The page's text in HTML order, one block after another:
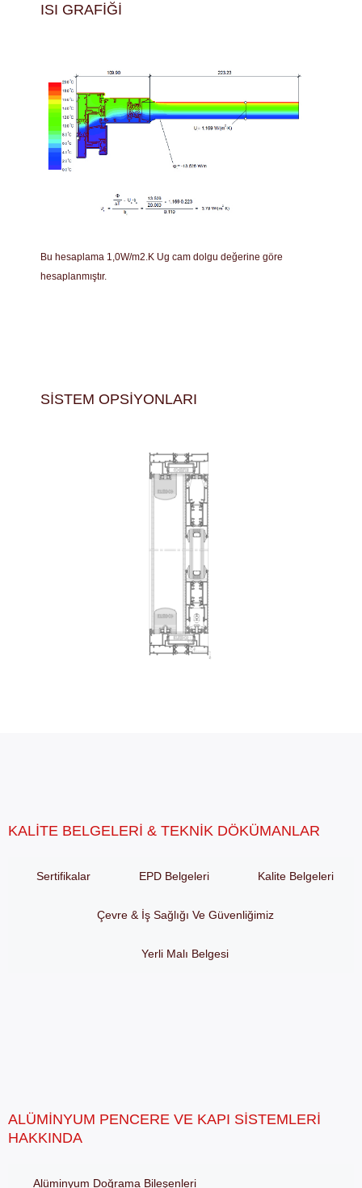
ISI GRAFIĞI
Bu hesaplama 1,0W/m2.K Ug cam dolgu değerine göre
hesaplanmıştır.
SISTEM OPSIYONLARI
KALITE BELGELERI & TEKNIK DÖKÜMANLAR
Sertifikalar EPD Belgeleri Kalite Belgeleri
Çevre & İş Sağlığı Ve Güvenliğimiz
Yerli Malı Belgesi
ALÜMINYUM PENCERE VE KAPI SISTEMLERI
HAKKINDA
Alüminyum Doğrama Bileşenleri